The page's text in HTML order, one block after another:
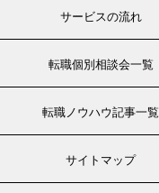
サービスの流れ
転職個別相談会一覧
転職ノウハウ記事一覧
サイトマップ